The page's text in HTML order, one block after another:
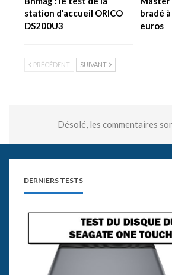
station d’accueil ORICO
DS200U3
bradé
euros
PRÉCÉDENT SUIVANT
Désolé, les commentaires
DERNIERS TESTS